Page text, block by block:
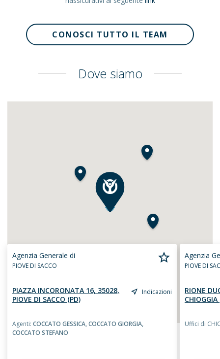
CONOSCI TUTTO IL TEAM
Dove siamo
Agenzia Generale di
PIOVE DI SACCO
PIAZZA INCORONATA 16, 35028,
PIOVE DI SACCO (PD)
Indicazioni
Agenti: COCCATO GESSICA,COCCATO GIORGIA,
COCCATO STEFANO
Agenzia
PIOVE DI
RIONE
CHIOGGIA
Uffici di